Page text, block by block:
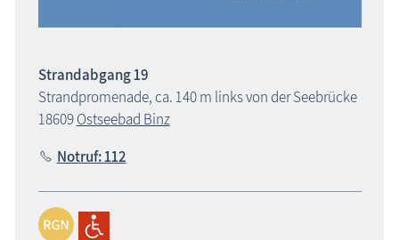
Strandabgang 19
Strandpromenade, ca. 140 m links von der Seebrücke
18609Ostseebad Binz
Notruf: 112